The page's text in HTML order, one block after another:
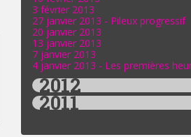
3 février 2013
27 janvier 2013 - Pileux progressif
20 janvier 2013
13 janvier 2013
7 janvier 2013
4 janvier 2013 - Les premières
2012
2011